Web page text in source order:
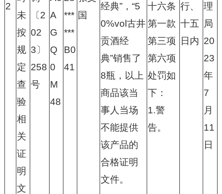
2
未
按
规
定
查
验
相
关
证
明
文
〔2
02
3〕
258
号
A
G
Q
0
M
48
***
***
B0
41
国
经典”，“5
0%vol古井
贡酒经
典”销售了
8瓶，以上
商品该当
事人当场
不能提供
该产品的
合格证明
文件。
十六条
第一款
第三项
第六项
处罚如
下：
1.警
告。
行、
十五
日内
理
局
20
23
年
7
月
11
日